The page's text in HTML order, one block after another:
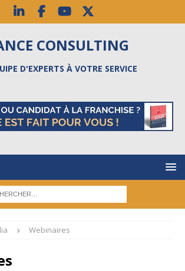
CONSULTING
D'EXPERTS À VOTRE SERVICE
Webinaires